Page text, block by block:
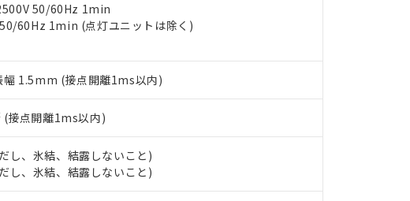
50/60Hz 1min
60Hz 1min (点灯ユニットは除く)
幅 1.5mm (接点開離1ms以内)
(接点開離1ms以内)
し、氷結、結露しないこと)
し、氷結、結露しないこと)